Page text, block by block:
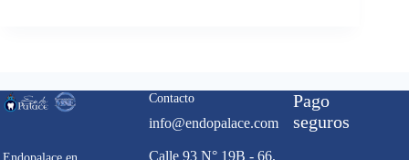
Contacto
info@endopalace.com
Calle 93 N° 19B - 66,
Pago
seguros